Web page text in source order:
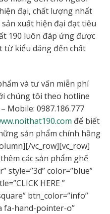
đại, chất lượng nhất
xuất hiện đại đạt tiêu
190 luôn đáp ứng được
kiểu dáng đến chất
và tư vấn miễn phí
chúng tôi theo hotline
Mobile: 0987.186.777
để biết
sản phẩm chính hãng
vc_row][vc_row]
các sản phẩm ghế
style=”3d” color=”blue”
HERE ”
btn_color=”info”
fa-hand-pointer-o”